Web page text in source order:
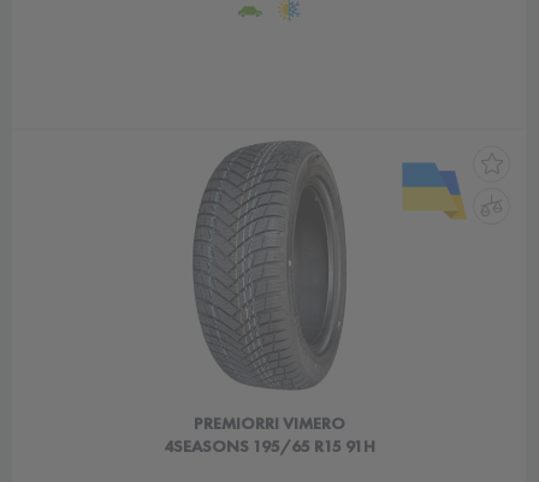
PREMIORRI VIMERO
4SEASONS 195/65 R15 91H